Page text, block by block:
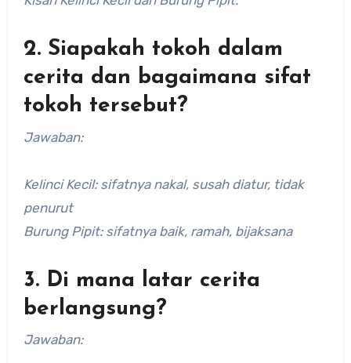
2. Siapakah tokoh dalam
cerita dan bagaimana sifat
tokoh tersebut?
Jawaban:
Kelinci Kecil: sifatnya nakal, susah diatur, tidak
penurut
Burung Pipit: sifatnya baik, ramah, bijaksana
3. Di mana latar cerita
berlangsung?
Jawaban: